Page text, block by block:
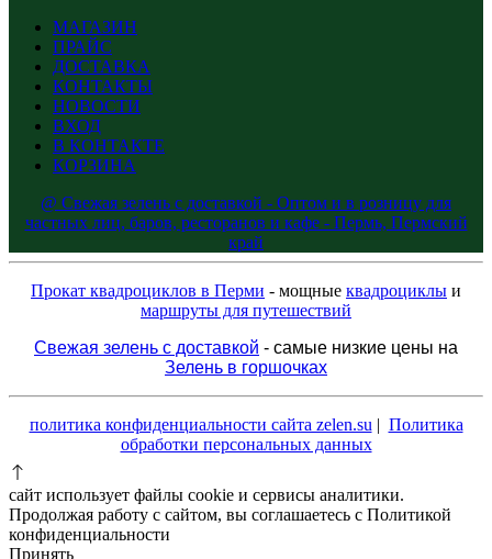
МАГАЗИН
ПРАЙС
ДОСТАВКА
КОНТАКТЫ
НОВОСТИ
ВХОД
В КОНТАКТЕ
КОРЗИНА
@ Свежая зелень с доставкой - Оптом и в розницу для
частных лиц, баров, ресторанов и кафе - Пермь, Пермский
край
Прокат квадроциклов в Перми - мощные квадроциклы и
маршруты для путешествий
Свежая зелень с доставкой - самые низкие цены на
Зелень в горшочках
политика конфиденциальности сайта zelen.su | Политика
обработки персональных данных
сайт использует файлы cookie и сервисы аналитики.
Продолжая работу с сайтом, вы соглашаетесь с Политикой
конфиденциальности
Принять